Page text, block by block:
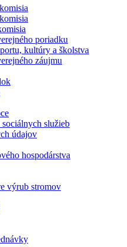
poriadku
kultúry a školstva
záujmu
služieb
údajov
hospodárstva
výrub stromov